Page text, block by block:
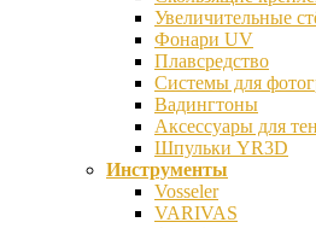
Увеличительные
Фонари UV
Плавсредство
Системы для
Вадингтоны
Аксессуары для
Шпульки YR3D
Инструменты
Vosseler
VARIVAS